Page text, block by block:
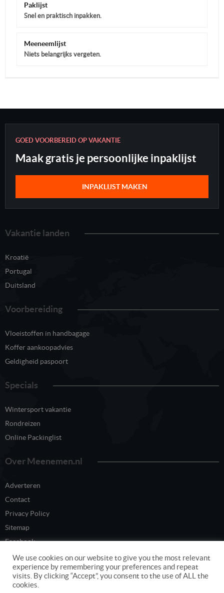
Paklijst
Snel en praktisch inpakken.
Meeneemlijst
Niets belangrijks vergeten.
GOED VOORBEREID OP VAKANTIE
Maak gratis je persoonlijke inpaklijst
INPAKLIJST MAKEN
Vakantie landen
Kroatië
Portugal
Duitsland
Voorbereiding
Vloeistoffen in handbagage
Koffer aankoopadvies
Geldigheid paspoort
Specials
Wintersport vakantie
Rondreizen
Online Packinglist
Over Meenemen.nl
Adverteren
Contact
Privacy Policy
Sitemap
Facebook
Twitter
We use cookies on our website to give you the most relevant
experience by remembering your preferences and repeat
visits. By clicking “Accept”, you consent to the use of ALL the
cookies.